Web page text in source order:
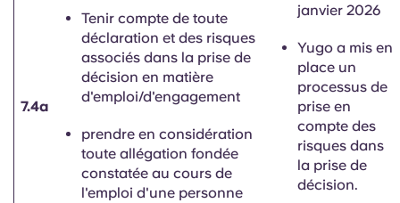
7.4a
Tenir compte de toute
déclaration et des risques
associés dans la prise de
décision en matière
d'emploi/d'engagement
prendre en considération
toute allégation fondée
constatée au cours de
l'emploi d'une personne
janvier 2026
Yugo a mis en
place un
processus de
prise en
compte des
risques dans
la prise de
décision.